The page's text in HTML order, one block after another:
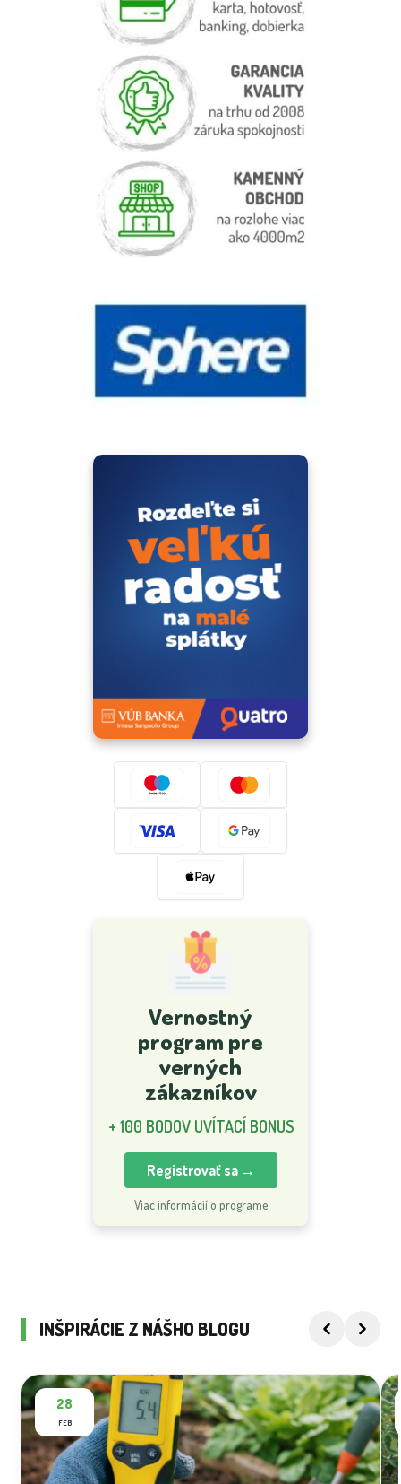
Vernostný
program pre
verných
zákazníkov
+ 100 BODOV UVÍTACÍ BONUS
Registrovať sa →
Viac informácií o programe
INŠPIRÁCIE Z NÁŠHO BLOGU
28
FEB